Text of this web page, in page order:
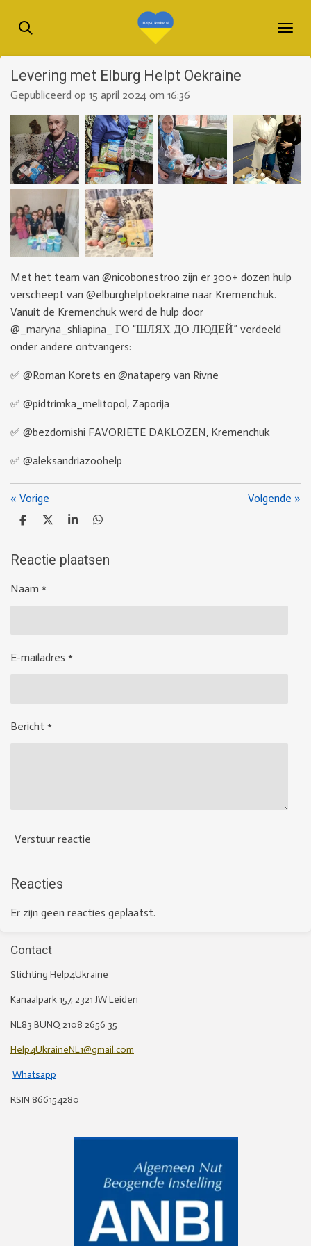
direct
de
hoofdinhoud
Levering met Elburg Helpt Oekraine
Gepubliceerd op 15 april 2024 om 16:36
Met het team van @nicobonestroo zijn er 300+ dozen hulp
verscheept van @elburghelptoekraine naar Kremenchuk.
Vanuit de Kremenchuk werd de hulp door
@_maryna_shliapina_ ГО “ШЛЯХ ДО ЛЮДЕЙ” verdeeld
onder andere ontvangers:
✅ @Roman Korets en @nataper9 van Rivne
✅ @pidtrimka_melitopol, Zaporija
✅ @bezdomishi FAVORIETE DAKLOZEN, Kremenchuk
✅ @aleksandriazoohelp
« Vorige Volgende »
D
e
n
D
l
S
r
e
D
e
n
Reactie plaatsen
Naam *
E-mailadres *
Bericht *
Verstuur reactie
Reacties
Er zijn geen reacties geplaatst.
Contact
Stichting Help4Ukraine
Kanaalpark 157, 2321 JW Leiden
NL83 BUNQ 2108 2656 35
Help4UkraineNL1@gmail.com
Whatsapp
RSIN 866154280